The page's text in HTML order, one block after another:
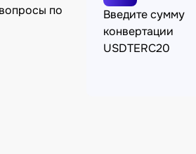
по
Введите сумму
конвертации
USDTERC20